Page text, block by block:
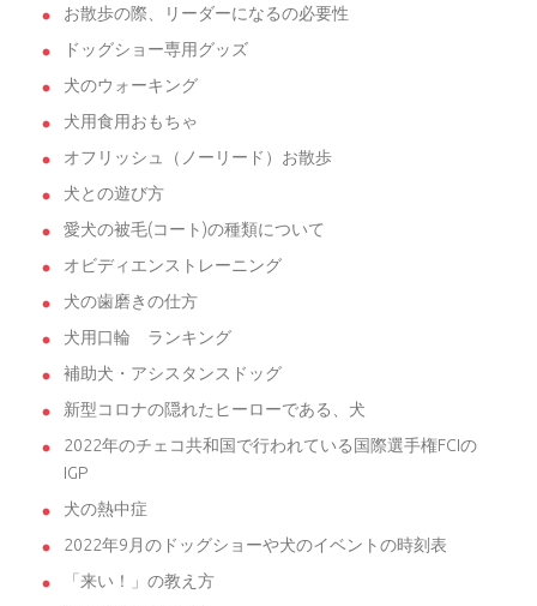
お散歩の際、リーダーになるの必要性
ドッグショー専用グッズ
犬のウォーキング
犬用食用おもちゃ
オフリッシュ（ノーリード）お散歩
犬との遊び方
愛犬の被毛(コート)の種類について
オビディエンストレーニング
犬の歯磨きの仕方
犬用口輪 ランキング
補助犬・アシスタンスドッグ
新型コロナの隠れたヒーローである、犬
2022年のチェコ共和国で行われている国際選手権FCIの
IGP
犬の熱中症
2022年9月のドッグショーや犬のイベントの時刻表
「来い！」の教え方